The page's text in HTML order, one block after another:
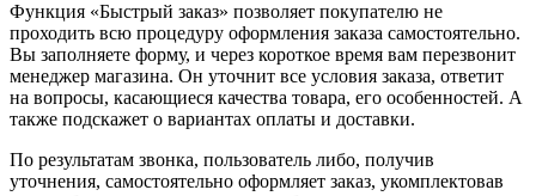
Функция «Быстрый заказ» позволяет покупателю не
проходить всю процедуру оформления заказа самостоятельно.
Вы заполняете форму, и через короткое время вам перезвонит
менеджер магазина. Он уточнит все условия заказа, ответит
на вопросы, касающиеся качества товара, его особенностей. А
также подскажет о вариантах оплаты и доставки.
По результатам звонка, пользователь либо, получив
уточнения, самостоятельно оформляет заказ, укомплектовав